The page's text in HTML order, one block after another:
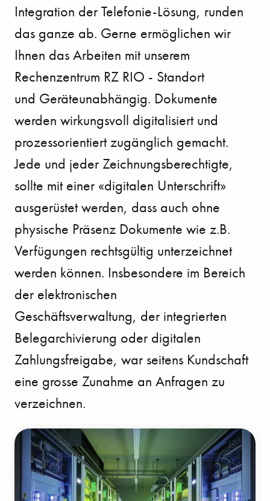
Integration der Telefonie-Lösung, runden
das ganze ab. Gerne ermöglichen wir
Ihnen das Arbeiten mit unserem
Rechenzentrum RZ RIO - Standort
und Geräteunabhängig. Dokumente
werden wirkungsvoll digitalisiert und
prozessorientiert zugänglich gemacht.
Jede und jeder Zeichnungsberechtigte,
sollte mit einer «digitalen Unterschrift»
ausgerüstetwerden, dass auch ohne
physische Präsenz Dokumente wie z.B.
Verfügungen rechtsgültig unterzeichnet
werden können. Insbesondere im Bereich
der elektronischen
Geschäftsverwaltung, der integrierten
Belegarchivierung oder digitalen
Zahlungsfreigabe, war seitens Kundschaft
eine grosse Zunahme an Anfragen zu
verzeichnen.